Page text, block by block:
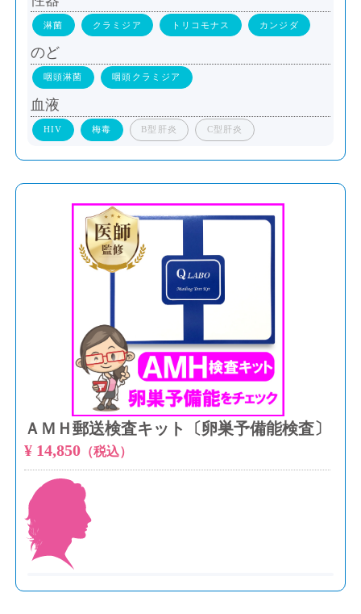
淋菌 クラミジア トリコモナス カンジダ
のど
咽頭淋菌 咽頭クラミジア
血液
HIV 梅毒 B型肝炎 C型肝炎
ＡＭＨ郵送検査キット〔卵巣予備能検査〕
¥ 14,850（税込）